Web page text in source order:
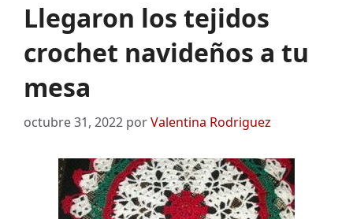
Llegaron los tejidos
crochet navideños a tu
mesa
octubre 31, 2022 porValentina Rodriguez